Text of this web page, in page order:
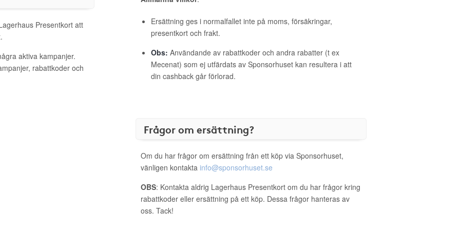
Presentkort att
aktiva kampanjer.
rabattkoder och
Ersättning ges i normalfallet inte på moms, försäkringar,
presentkort och frakt.
Obs: Användande av rabattkoder och andra rabatter (t ex
Mecenat) som ej utfärdats av Sponsorhuset kan resultera i att
din cashback går förlorad.
Frågor om ersättning?
Om du har frågor om ersättning från ett köp via Sponsorhuset,
vänligen kontakta info@sponsorhuset.se
OBS: Kontakta aldrig Lagerhaus Presentkort om du har frågor kring
rabattkoder eller ersättning på ett köp. Dessa frågor hanteras av
oss. Tack!